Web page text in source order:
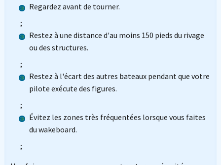
Regardez avant de tourner.
;
Restez à une distance d'au moins 150 pieds du rivage
ou des structures.
;
Restez à l'écart des autres bateaux pendant que votre
pilote exécute des figures.
;
Évitez les zones très fréquentées lorsque vous faites
du wakeboard.
;